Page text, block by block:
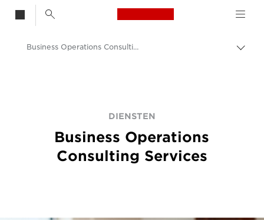
Canon Logo, back
Business Operations Consulting Services
DIENSTEN
Business Operations
Consulting Services